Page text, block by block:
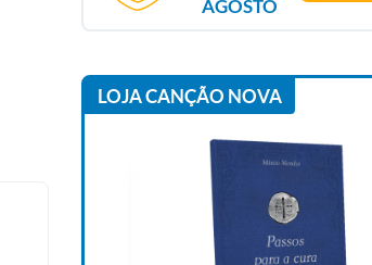
AGOSTO
LOJA CANÇÃO NOVA